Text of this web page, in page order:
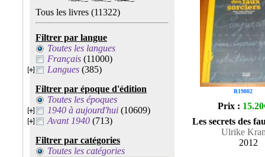
Tous les livres (11322)
Filtrer par langue
Toutes les langues
Français (11000)
Langues (385)
Filtrer par époque d'édition
Toutes les époques
1940 à aujourd'hui (10609)
Avant 1940 (713)
Filtrer par catégories
Toutes les catégories
R19802
Prix :
Les secrets des
Ulrike
2012